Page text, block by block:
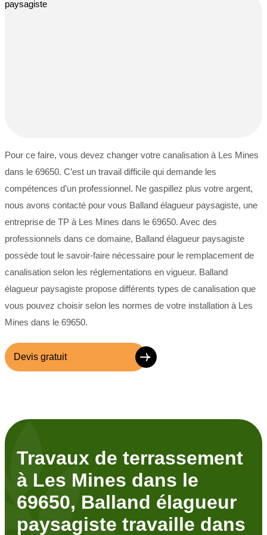
Pour ce faire, vous devez changer votre canalisation à Les Mines
dans le 69650. C’est un travail difficile qui demande les
compétences d’un professionnel. Ne gaspillez plus votre argent,
nous avons contacté pour vous Balland élagueur paysagiste, une
entreprise de TP à Les Mines dans le 69650. Avec des
professionnels dans ce domaine, Balland élagueur paysagiste
possède tout le savoir-faire nécessaire pour le remplacement de
canalisation selon les réglementations en vigueur. Balland
élagueur paysagiste propose différents types de canalisation que
vous pouvez choisir selon les normes de votre installation à Les
Mines dans le 69650.
Devis gratuit
Travaux de terrassement
à Les Mines dans le
69650, Balland élagueur
paysagiste travaille dans